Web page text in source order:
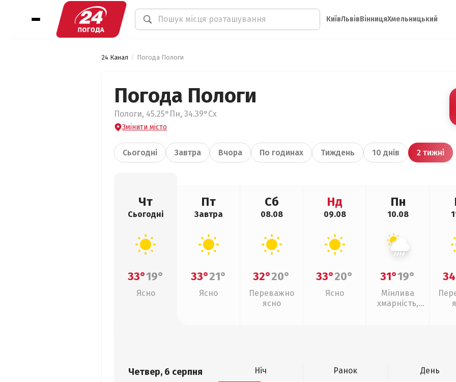
КиївЛьвівВінницяХмельницький
24 Канал Погода Пологи
Погода Пологи
Пологи, 45.25°Пн, 34.39°Сх
Змінити місто
Сьогодні Завтра Вчора По годинах Тиждень 10 днів 2 тижні
Чт
Сьогодні
33°19°
Ясно
Пт
Завтра
33°21°
Ясно
Сб
08.08
32°20°
Переважно
ясно
Нд
09.08
33°20°
Ясно
Пн
10.08
31°19°
Мінлива
хмарність,
Четвер, 6 серпня Ніч Ранок День